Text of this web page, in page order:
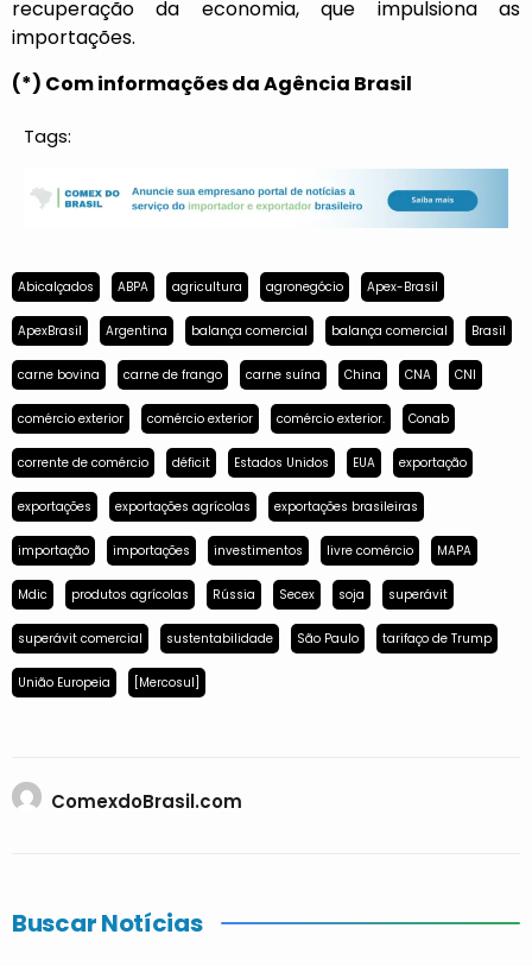
recuperação da economia, que impulsiona as
importações.
(*) Com informações da Agência Brasil
Tags:
Abicalçados ABPA agricultura agronegócio Apex-Brasil
ApexBrasil Argentina balança comercial balança comercial Brasil
carne bovina carne de frango carne suína China CNA CNI
comércio exterior comércio exterior comércio exterior. Conab
corrente de comércio déficit Estados Unidos EUA exportação
exportações exportações agrícolas exportações brasileiras
importação importações investimentos livre comércio MAPA
Mdic produtos agrícolas Rússia Secex soja superávit
superávit comercial sustentabilidade São Paulo tarifaço de Trump
União Europeia [Mercosul]
ComexdoBrasil.com
Buscar Notícias